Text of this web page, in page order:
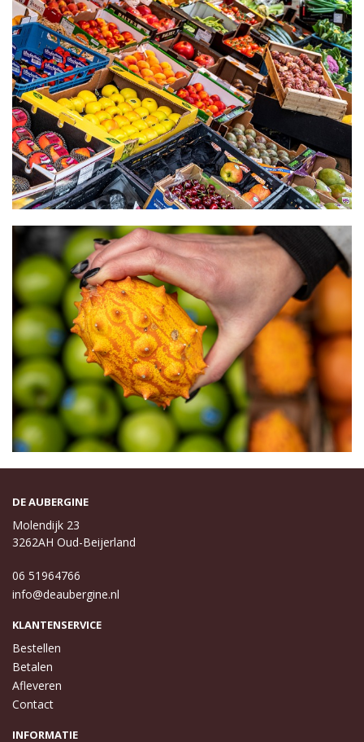
DE AUBERGINE
Molendijk 23
3262AH Oud-Beijerland
06 51964766
info@deaubergine.nl
KLANTENSERVICE
Bestellen
Betalen
Afleveren
Contact
INFORMATIE